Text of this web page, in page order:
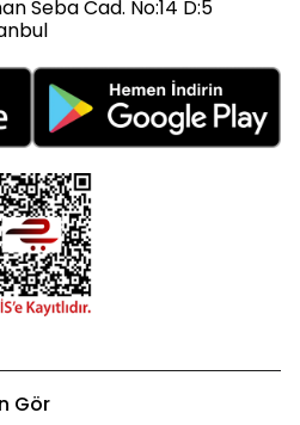
Seba Cad. No:14 D:5
Gör